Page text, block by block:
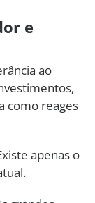
e
ao
como reages
apenas o